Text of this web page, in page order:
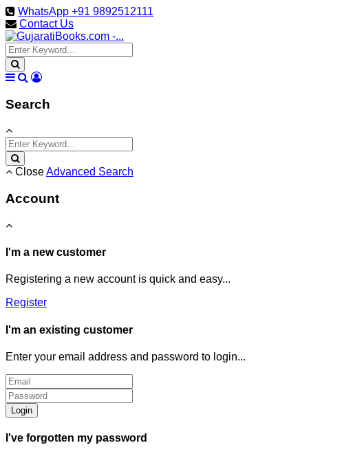
WhatsApp +91 9892512111
Contact Us
Search
CloseAdvanced Search
Account
I'm a new customer
Registering a new account is quick and easy...
Register
I'm an existing customer
Enter your email address and password to login...
Login
I've forgotten my password